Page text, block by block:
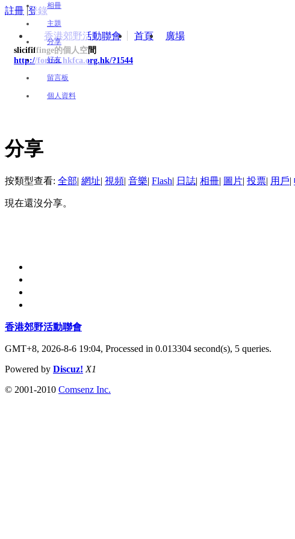
註冊 |登錄
香港郊野活動聯會 首頁 廣場
slicififfinge的個人空間
http://forum.hkfca.org.hk/?1544
相冊
主題
分享
好友
留言板
個人資料
分享
按類型查看: 全部 網址 視頻 音樂 Flash 日誌 相冊 圖片 投票 用戶
現在還沒分享。
香港郊野活動聯會
GMT+8, 2026-8-6 19:04, Processed in 0.013304 second(s), 5 queries.
Powered by Discuz! X1
© 2001-2010 Comsenz Inc.